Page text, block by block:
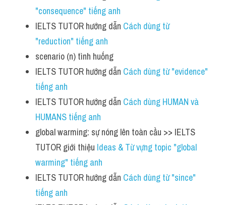
"consequence" tiếng anh
IELTS TUTOR hướng dẫn Cách dùng từ
"reduction" tiếng anh
scenario (n) tình huống
IELTS TUTOR hướng dẫn Cách dùng từ "evidence"
tiếng anh
IELTS TUTOR hướng dẫn Cách dùng HUMAN và
HUMANS tiếng anh
global warming: sự nóng lên toàn cầu >> IELTS
TUTOR giới thiệu Ideas & Từ vựng topic "global
warming" tiếng anh
IELTS TUTOR hướng dẫn Cách dùng từ "since"
tiếng anh